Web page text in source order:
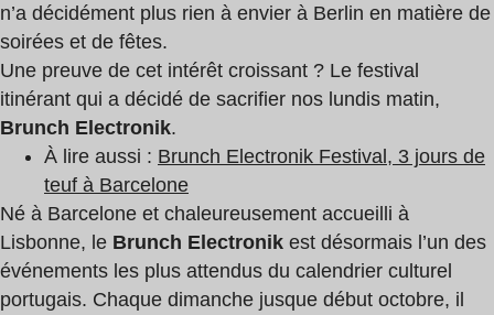
n’a décidément plus rien à envier à Berlin en matière de
soirées et de fêtes.
Une preuve de cet intérêt croissant ? Le festival
itinérant qui a décidé de sacrifier nos lundis matin,
Brunch Electronik.
À lire aussi : Brunch Electronik Festival, 3 jours de
teuf à Barcelone
Né à Barcelone et chaleureusement accueilli à
Lisbonne, le Brunch Electronik est désormais l’un des
événements les plus attendus du calendrier culturel
portugais. Chaque dimanche jusque début octobre, il